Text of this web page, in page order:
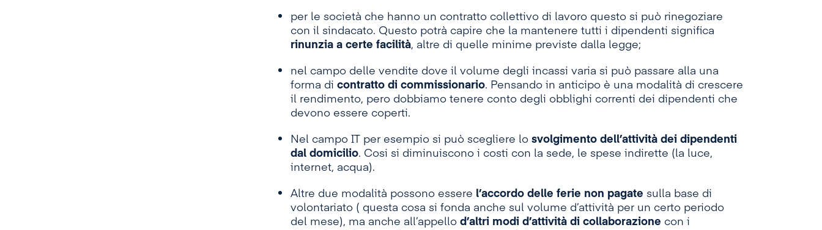
per le società che hanno un contratto collettivo di lavoro questo si può rinegoziare
con il sindacato. Questo potrà capire che la mantenere tutti i dipendenti significa
rinunzia a certe facilità, altre di quelle minime previste dalla legge;
nel campo delle vendite dove il volume degli incassi varia si può passare alla una
forma di contratto di commissionario. Pensando in anticipo è una modalità di crescere
il rendimento, pero dobbiamo tenere conto degli obblighi correnti dei dipendenti che
devono essere coperti.
Nel campo IT per esempio si può scegliere lo svolgimento dell’attività dei dipendenti
dal domicilio. Cosi si diminuiscono i costi con la sede, le spese indirette (la luce,
internet, acqua).
Altre due modalità possono essere l’accordo delle ferie non pagate sulla base di
volontariato ( questa cosa si fonda anche sul volume d’attività per un certo periodo
del mese), ma anche all’appello d’altri modi d’attività di collaborazione con i